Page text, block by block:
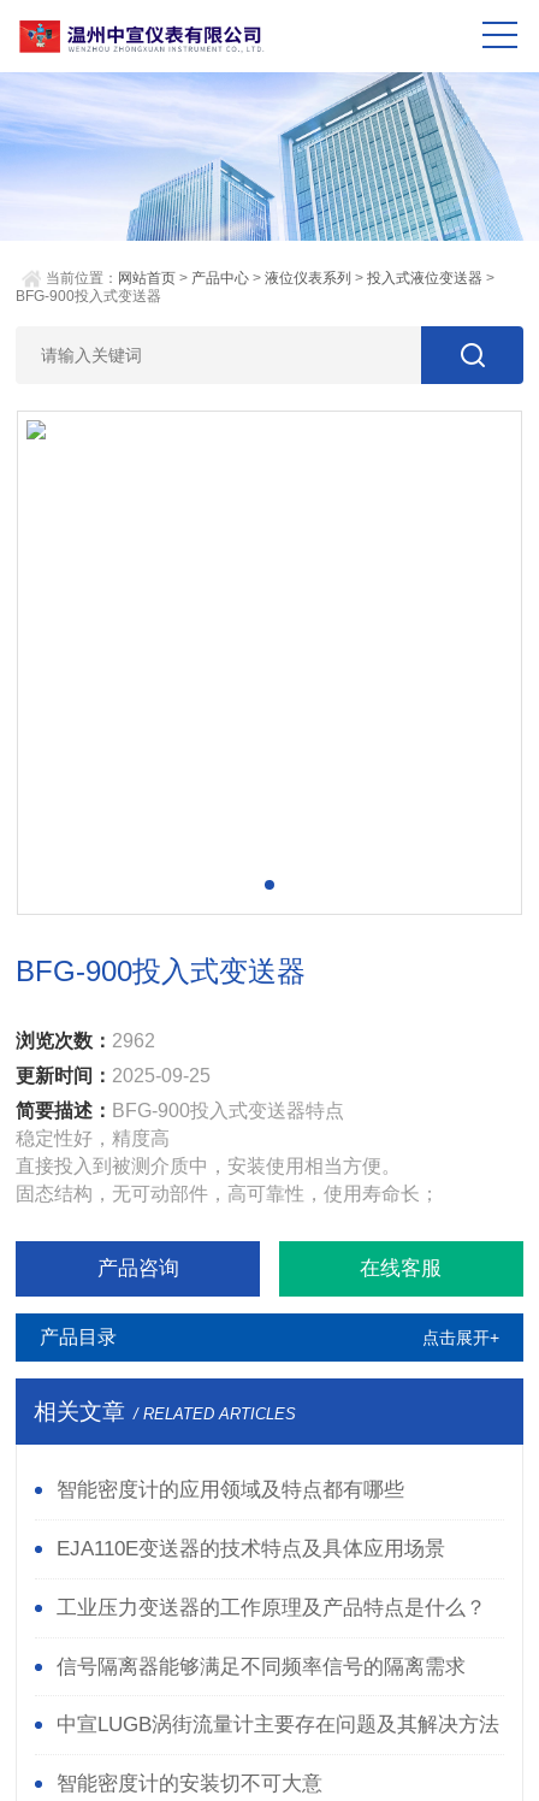
当前位置： 网站首页 > 产品中心 >液位仪表系列 >投入式液位变送器 >
BFG-900投入式变送器
BFG-900投入式变送器
浏览次数： 2962
更新时间： 2025-09-25
简要描述： BFG-900投入式变送器特点
稳定性好，精度高
直接投入到被测介质中，安装使用相当方便。
固态结构，无可动部件，高可靠性，使用寿命长；
产品咨询 在线客服
产品目录 点击展开+
相关文章 / RELATED ARTICLES
智能密度计的应用领域及特点都有哪些
EJA110E变送器的技术特点及具体应用场景
工业压力变送器的工作原理及产品特点是什么？
信号隔离器能够满足不同频率信号的隔离需求
中宣LUGB涡街流量计主要存在问题及其解决方法
智能密度计的安装切不可大意